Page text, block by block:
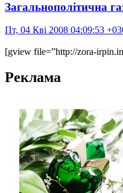
Загальнополітична
Пт, 04 Кві 2008 04:09:53
[gview file=”http://zora-
Реклама